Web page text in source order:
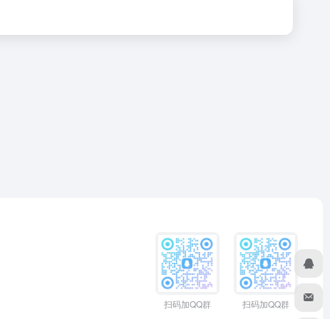
扫码加QQ群 扫码加QQ群